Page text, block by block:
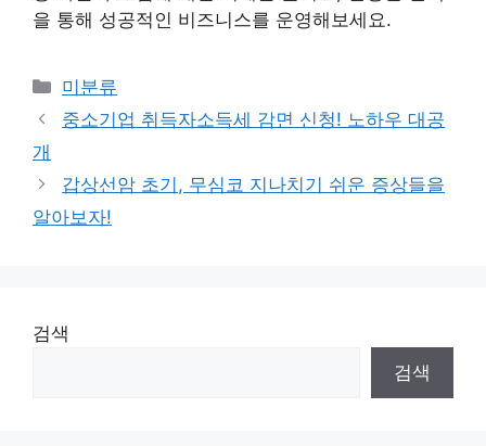
을 통해 성공적인 비즈니스를 운영해보세요.
Categories
미분류
중소기업 취득자소득세 감면 신청! 노하우 대공
개
갑상선암 초기, 무심코 지나치기 쉬운 증상들을
알아보자!
검색
검색